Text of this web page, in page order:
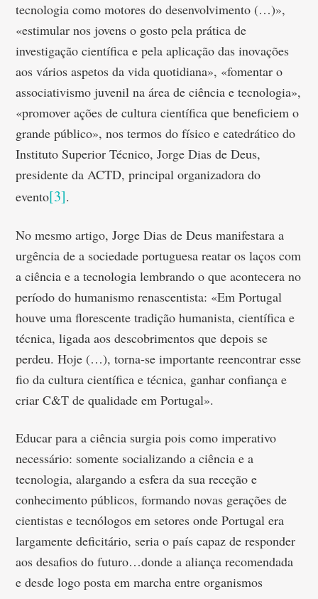
tecnologia como motores do desenvolvimento (…)»,
«estimular nos jovens o gosto pela prática de
investigação científica e pela aplicação das inovações
aos vários aspetos da vida quotidiana», «fomentar o
associativismo juvenil na área de ciência e tecnologia»,
«promover ações de cultura científica que beneficiem o
grande público», nos termos do físico e catedrático do
Instituto Superior Técnico, Jorge Dias de Deus,
presidente da ACTD, principal organizadora do
evento[3].
No mesmo artigo, Jorge Dias de Deus manifestara a
urgência de a sociedade portuguesa reatar os laços com
a ciência e a tecnologia lembrando o que acontecera no
período do humanismo renascentista: «Em Portugal
houve uma florescente tradição humanista, científica e
técnica, ligada aos descobrimentos que depois se
perdeu. Hoje (…), torna-se importante reencontrar esse
fio da cultura científica e técnica, ganhar confiança e
criar C&T de qualidade em Portugal».
Educar para a ciência surgia pois como imperativo
necessário: somente socializando a ciência e a
tecnologia, alargando a esfera da sua receção e
conhecimento públicos, formando novas gerações de
cientistas e tecnólogos em setores onde Portugal era
largamente deficitário, seria o país capaz de responder
aos desafios do futuro…donde a aliança recomendada
e desde logo posta em marcha entre organismos